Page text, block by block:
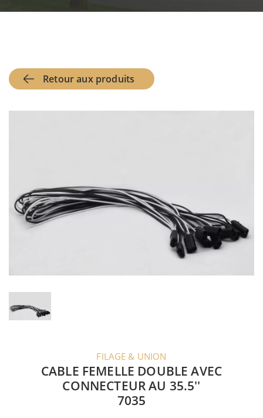
Retour aux produits
FILAGE & UNION
CABLE FEMELLE DOUBLE AVEC
CONNECTEUR AU 35.5''
7035